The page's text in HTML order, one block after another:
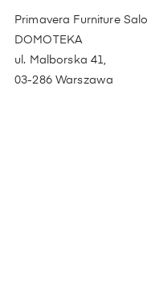
Primavera Furniture
DOMOTEKA
ul. Malborska 41,
03-286 Warszawa